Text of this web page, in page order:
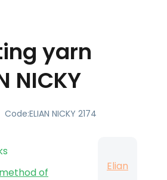
yarn
NICKY
Code:ELIAN NICKY 2174
of
Elian